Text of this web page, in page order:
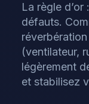
La règle
défauts.
(ventilateur,
légèrement
et stabilisez